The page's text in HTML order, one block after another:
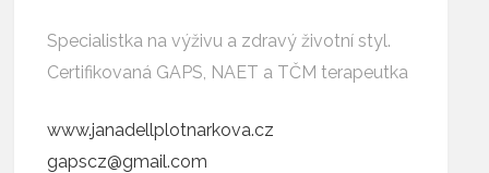
Specialistka na výživu a zdravý životní styl.
Certifikovaná GAPS, NAET a TČM terapeutka
www.janadellplotnarkova.cz
gapscz@gmail.com